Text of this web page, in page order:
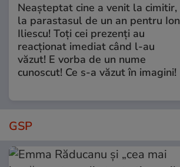
Neașteptat cine a venit la cimitir,
la parastasul de un an pentru Ion
Iliescu! Toți cei prezenți au
reacționat imediat când l-au
văzut! E vorba de un nume
cunoscut! Ce s-a văzut în imagini!
GSP